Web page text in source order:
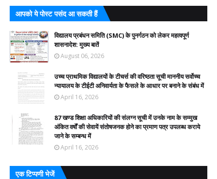
आपको ये पोस्ट पसंद आ सकती हैं
विद्यालय प्रबंधन समिति (SMC) के पुनर्गठन को लेकर महत्वपूर्ण
शासनादेश: मुख्य बातें
August 06, 2026
उच्च प्राथमिक विद्यालयों के टीचर्स की वरिष्ठता सूची माननीय सर्वोच्च
न्यायालय के टीईटी अनिवार्यता के फैसले के आधार पर बनाने के संबंध में
April 16, 2026
87 खण्ड शिक्षा अधिकारियों की संलग्न सूची में उनके नाम के सम्मुख
अंकित वर्षों की सेवायें संतोषजनक होने का प्रमाण पत्र उपलब्ध कराये
जाने के सम्बन्ध में
April 16, 2026
एक टिप्पणी भेजें